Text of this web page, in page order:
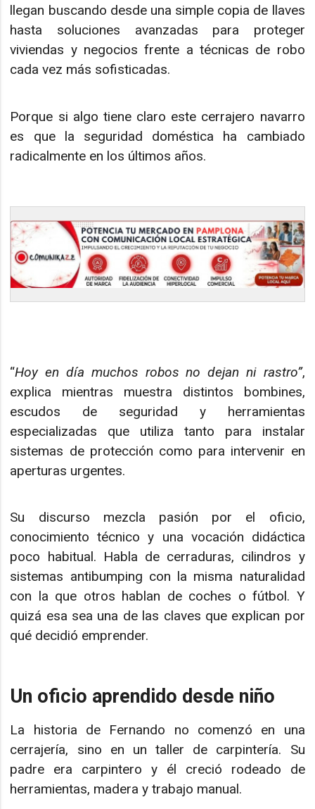
llegan buscando desde una simple copia de llaves
hasta soluciones avanzadas para proteger
viviendas y negocios frente a técnicas de robo
cada vez más sofisticadas.
Porque si algo tiene claro este cerrajero navarro
es que la seguridad doméstica ha cambiado
radicalmente en los últimos años.
“Hoy en día muchos robos no dejan ni rastro”,
explica mientras muestra distintos bombines,
escudos de seguridad y herramientas
especializadas que utiliza tanto para instalar
sistemas de protección como para intervenir en
aperturas urgentes.
Su discurso mezcla pasión por el oficio,
conocimiento técnico y una vocación didáctica
poco habitual. Habla de cerraduras, cilindros y
sistemas antibumping con la misma naturalidad
con la que otros hablan de coches o fútbol. Y
quizá esa sea una de las claves que explican por
qué decidió emprender.
Un oficio aprendido desde niño
La historia de Fernando no comenzó en una
cerrajería, sino en un taller de carpintería. Su
padre era carpintero y él creció rodeado de
herramientas, madera y trabajo manual.